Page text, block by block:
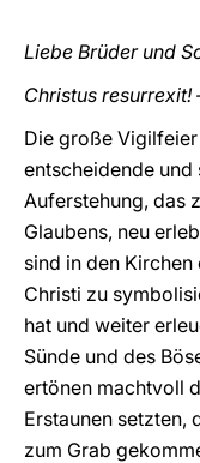
Liebe Brüder und
Christus resurrexit!
Die große
entscheidende und
Auferstehung, das
Glaubens, neu
sind in den
Christi zu
hat und weiter
Sünde und des
ertönen machtvoll
Erstaunen setzten,
zum Grab